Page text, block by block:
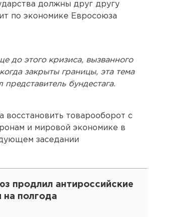
должны друг другу
по экономике Евросоюза
до этого кризиса, вызванного
закрыты границы, эта тема
бундестага.
товарооборот с
и мировой экономике в
заседании
продлил антироссийские
на полгода